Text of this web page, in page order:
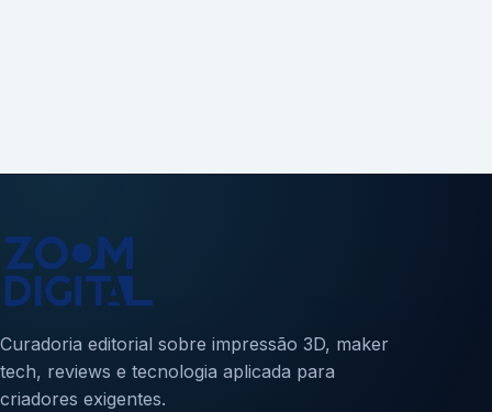
Curadoria editorial sobre impressão 3D, maker
tech, reviews e tecnologia aplicada para
criadores exigentes.